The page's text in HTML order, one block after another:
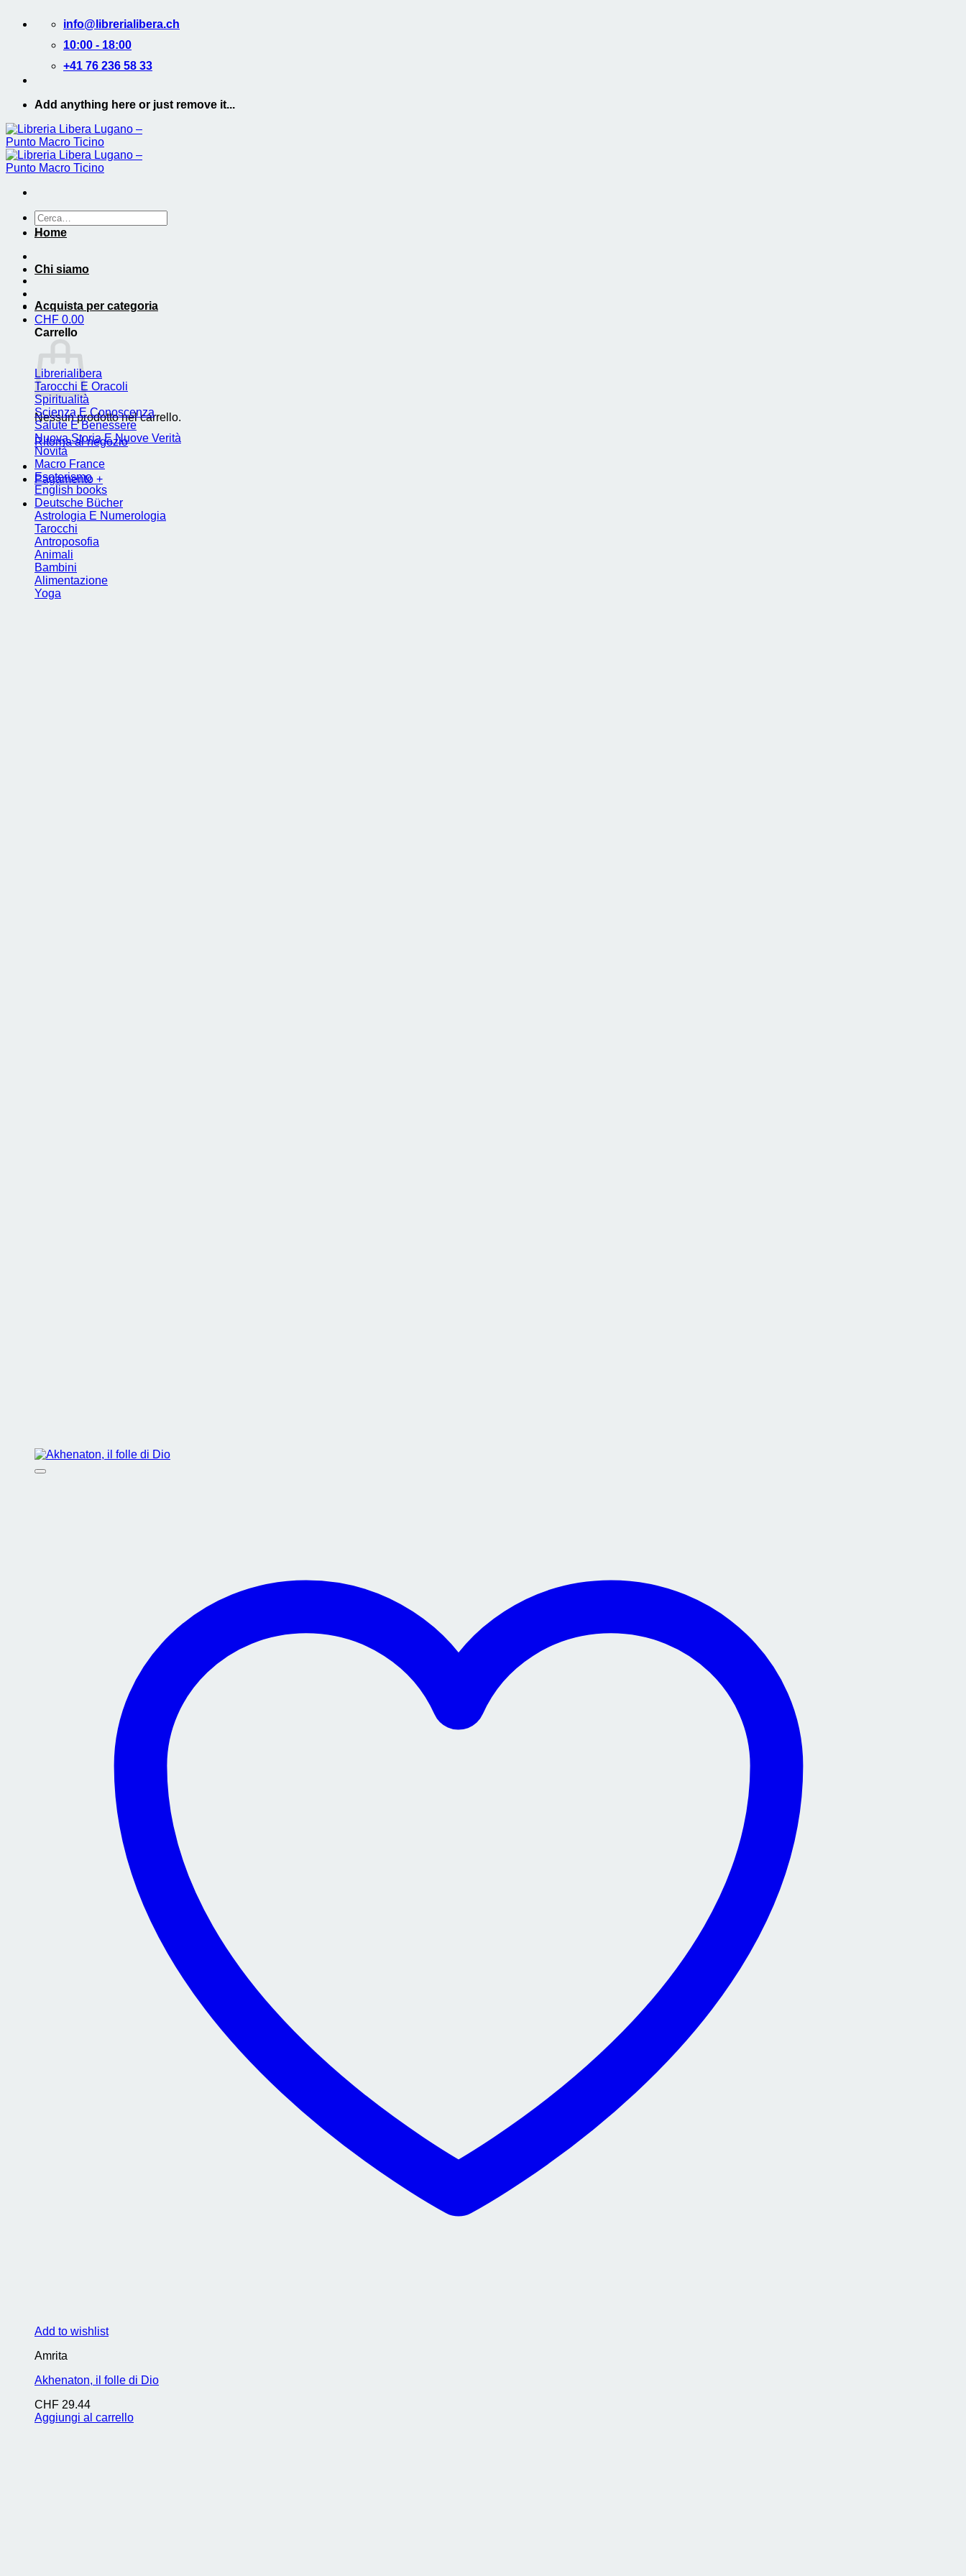
contenuti
info@librerialibera.ch
10:00 - 18:00
+41 76 236 58 33
Add anything here or just remove it...
Cerca:
CHF 0.00
Carrello
Nessun prodotto nel carrello.
Ritorna al negozio
Pagamento +
Home
Chi siamo
Acquista per categoria
Librerialibera
Tarocchi E Oracoli
Spiritualità
Scienza E Conoscenza
Salute E Benessere
Nuova Storia E Nuove Verità
Novità
Macro France
Esoterismo
English books
Deutsche Bücher
Astrologia E Numerologia
Tarocchi
Antroposofia
Animali
Bambini
Alimentazione
Yoga
Add to wishlist
Amrita
Akhenaton, il folle di Dio
CHF 29.44
Aggiungi al carrello